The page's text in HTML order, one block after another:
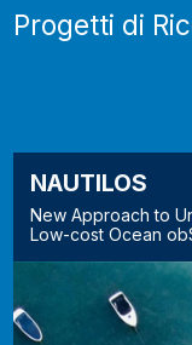
Progetti di
NAUTILOS
New Approach to
Low-cost Ocean